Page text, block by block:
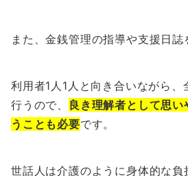
また、金銭管理の指導や支援日誌
利用者1人1人と向き合いながら、
行うので、 良き理解者として思
うことも必要です。
世話人は介護のように身体的な負